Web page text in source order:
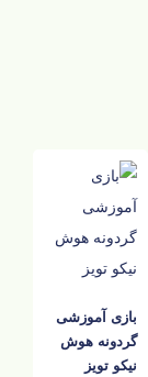
بازی آموزشی
گردونه هوش
نیکو تویز